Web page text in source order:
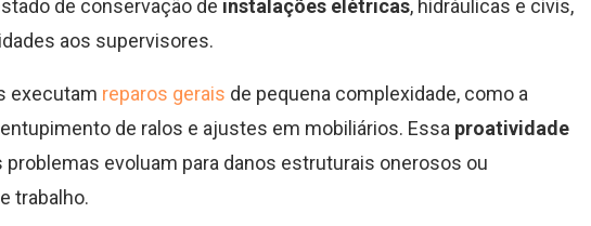
de conservação de instalações elétricas, hidráulicas e civis,
aos supervisores.
executam reparos gerais de pequena complexidade, como a
de ralos e ajustes em mobiliários. Essa proatividade
evoluam para danos estruturais onerosos ou
trabalho.